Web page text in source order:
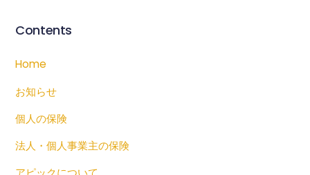
Contents
Home
お知らせ
個人の保険
法人・個人事業主の保険